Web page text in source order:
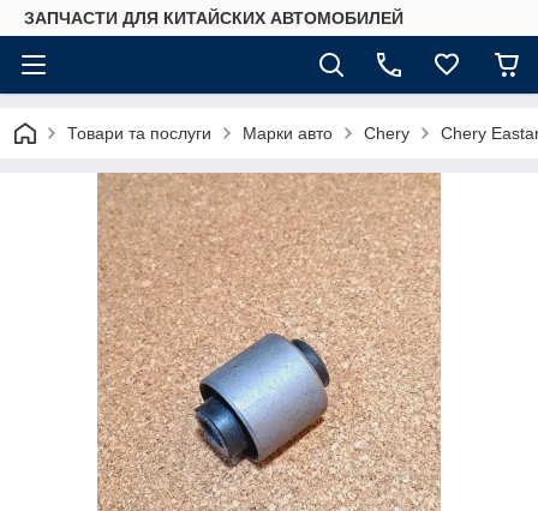
ЗАПЧАСТИ ДЛЯ КИТАЙСКИХ АВТОМОБИЛЕЙ
Товари та послуги Марки авто Chery Chery